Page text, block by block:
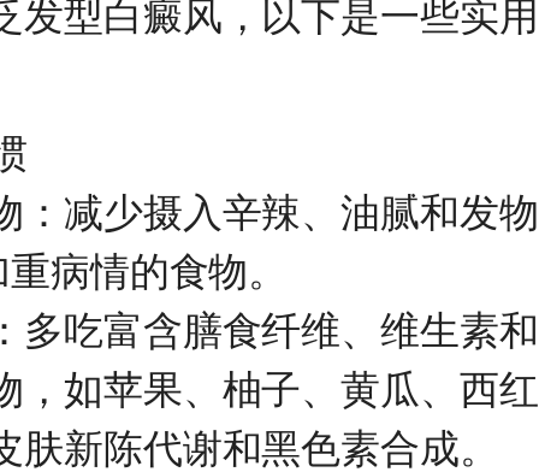
发型白癜风，以下是一些实用
减少摄入辛辣、油腻和发物
病情的食物。
吃富含膳食纤维、维生素和
，如苹果、柚子、黄瓜、西红
新陈代谢和黑色素合成。